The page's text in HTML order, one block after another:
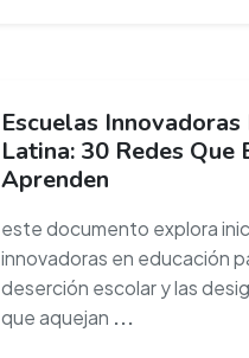
Escuelas Innovadoras
Latina: 30 Redes Que
Aprenden
este documento explora
innovadoras en educación
deserción escolar y las
que aquejan ...